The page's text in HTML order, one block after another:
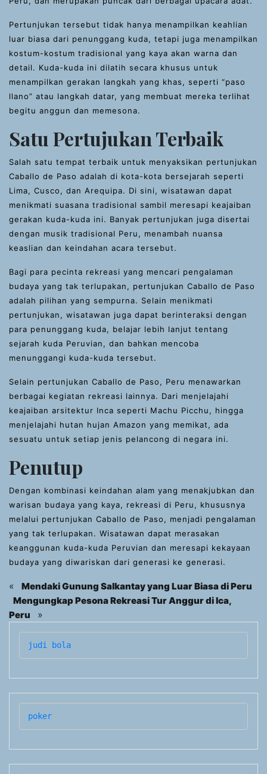
Pertunjukan tersebut tidak hanya menampilkan keahlian
luar biasa dari penunggang kuda, tetapi juga menampilkan
kostum-kostum tradisional yang kaya akan warna dan
detail. Kuda-kuda ini dilatih secara khusus untuk
menampilkan gerakan langkah yang khas, seperti “paso
llano” atau langkah datar, yang membuat mereka terlihat
begitu anggun dan memesona.
Satu Pertujukan Terbaik
Salah satu tempat terbaik untuk menyaksikan pertunjukan
Caballo de Paso adalah di kota-kota bersejarah seperti
Lima, Cusco, dan Arequipa. Di sini, wisatawan dapat
menikmati suasana tradisional sambil meresapi keajaiban
gerakan kuda-kuda ini. Banyak pertunjukan juga disertai
dengan musik tradisional Peru, menambah nuansa
keaslian dan keindahan acara tersebut.
Bagi para pecinta rekreasi yang mencari pengalaman
budaya yang tak terlupakan, pertunjukan Caballo de Paso
adalah pilihan yang sempurna. Selain menikmati
pertunjukan, wisatawan juga dapat berinteraksi dengan
para penunggang kuda, belajar lebih lanjut tentang
sejarah kuda Peruvian, dan bahkan mencoba
menunggangi kuda-kuda tersebut.
Selain pertunjukan Caballo de Paso, Peru menawarkan
berbagai kegiatan rekreasi lainnya. Dari menjelajahi
keajaiban arsitektur Inca seperti Machu Picchu, hingga
menjelajahi hutan hujan Amazon yang memikat, ada
sesuatu untuk setiap jenis pelancong di negara ini.
Penutup
Dengan kombinasi keindahan alam yang menakjubkan dan
warisan budaya yang kaya, rekreasi di Peru, khususnya
melalui pertunjukan Caballo de Paso, menjadi pengalaman
yang tak terlupakan. Wisatawan dapat merasakan
keanggunan kuda-kuda Peruvian dan meresapi kekayaan
budaya yang diwariskan dari generasi ke generasi.
«
Mendaki Gunung Salkantay yang Luar Biasa di Peru
Mengungkap Pesona Rekreasi Tur Anggur di Ica,
Peru
»
judi bola
poker